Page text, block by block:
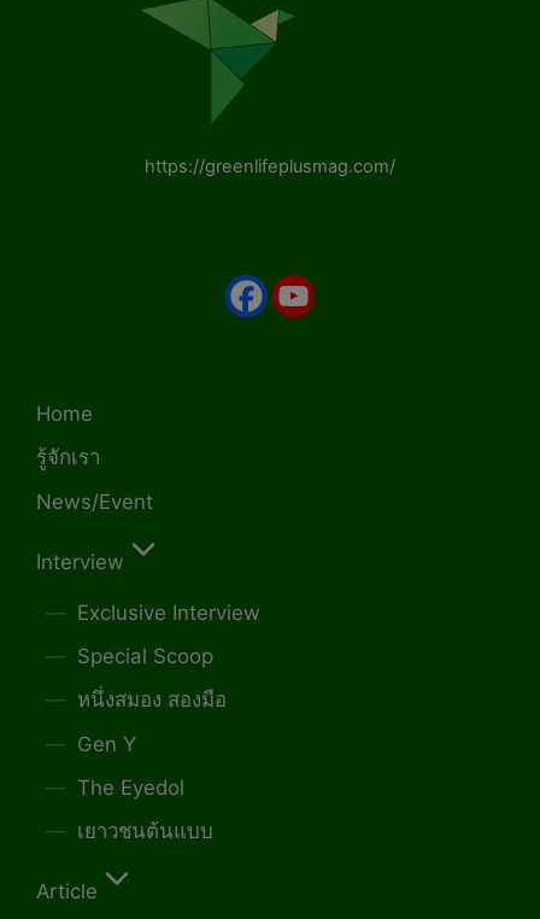
https://greenlifeplusmag.com/
Home
รู้จักเรา
News/Event
Interview
Exclusive Interview
Special Scoop
หนึ่งสมอง สองมือ
Gen Y
The Eyedol
เยาวชนต้นแบบ
Article